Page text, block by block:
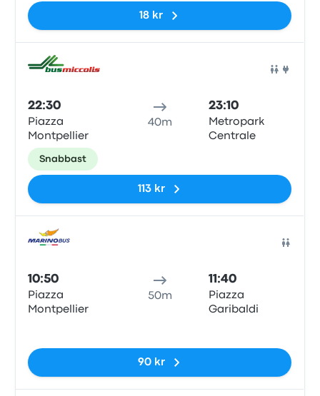
Concordia
18 kr
22:30
Piazza
Montpellier
40m
23:10
Metropark
Centrale
Snabbast
113 kr
10:50
Piazza
Montpellier
50m
11:40
Piazza
Garibaldi
90 kr